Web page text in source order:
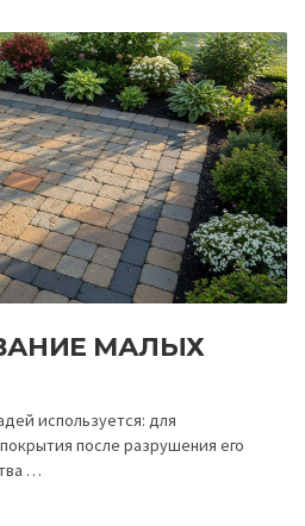
МАЛЫХ
используется: для
после разрушения его
…